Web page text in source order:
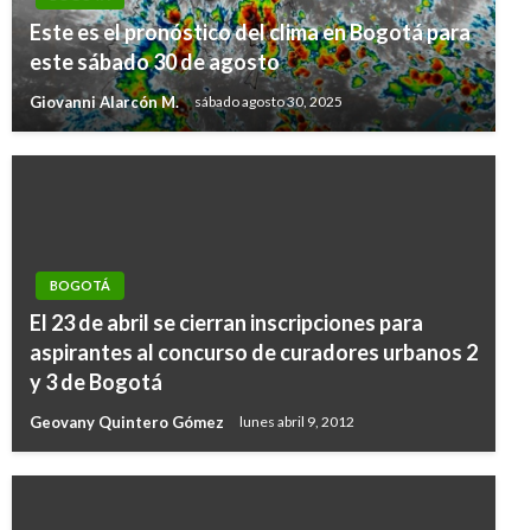
Este es el pronóstico del clima en Bogotá para
este sábado 30 de agosto
Giovanni Alarcón M. sábado agosto 30, 2025
BOGOTÁ
El 23 de abril se cierran inscripciones para
aspirantes al concurso de curadores urbanos 2
y 3 de Bogotá
Geovany Quintero Gómez lunes abril 9, 2012